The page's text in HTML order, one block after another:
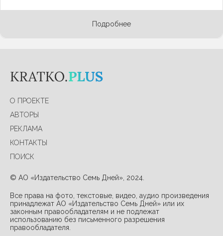
Подробнее
О ПРОЕКТЕ
АВТОРЫ
РЕКЛАМА
КОНТАКТЫ
ПОИСК
© АО «Издательство Семь Дней», 2024.
Все права на фото, текстовые, видео, аудио произведения
принадлежат АО «Издательство Семь Дней» или их
законным правообладателям и не подлежат
использованию без письменного разрешения
правообладателя.